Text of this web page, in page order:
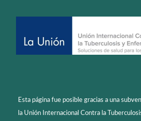
Esta página fue posible gracias a una
la Unión Internacional Contra la